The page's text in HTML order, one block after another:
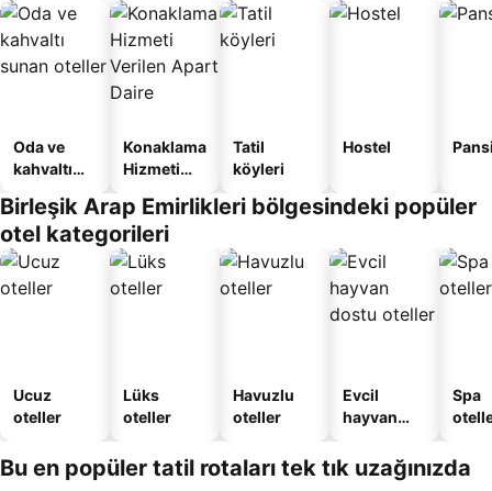
Oda ve
kahvaltı
oteller
Konaklama
Hizmeti
Apart
Daire
Tatil
köyleri
Hostel
Birleşik Arap Emirlikleri bölgesindeki popüler
otel kategorileri
Ucuz
oteller
Lüks
oteller
Havuzlu
oteller
Evcil
hayvan
oteller
Spa
Bu en popüler tatil rotaları tek tık uzağınızda